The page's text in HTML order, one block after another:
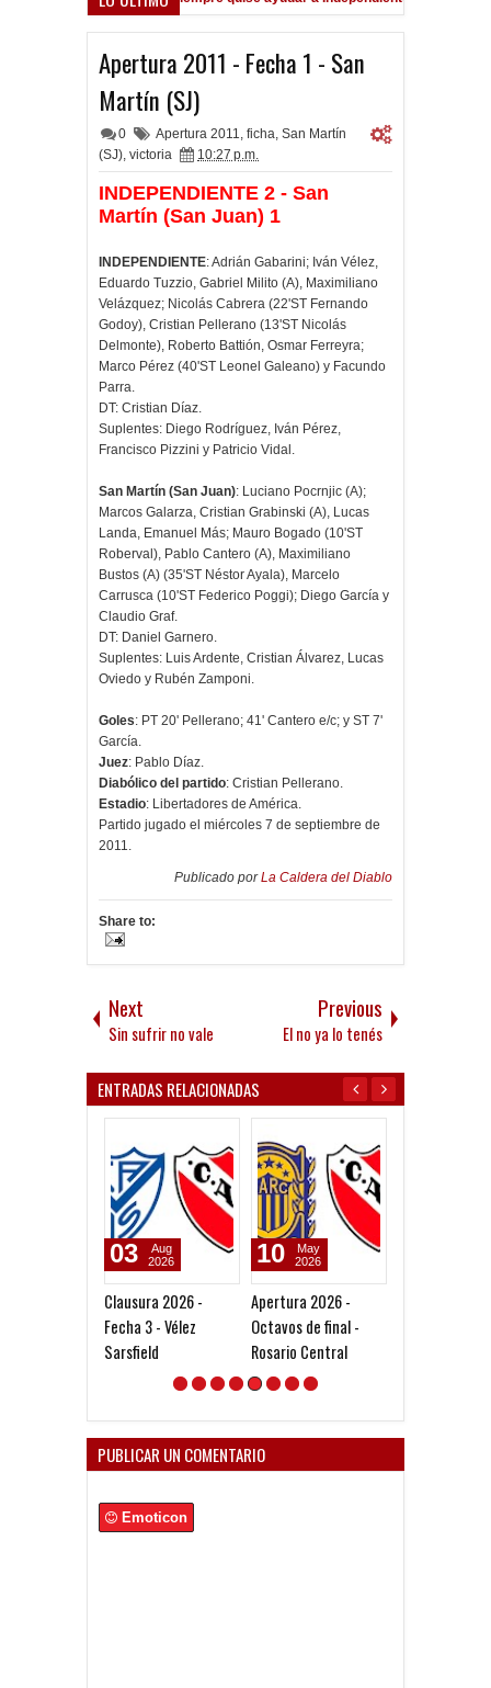
Apertura 2011 - Fecha 1 - San
Martín (SJ)
0 Apertura 2011, ficha, San Martín
(SJ), victoria 10:27 p.m.
INDEPENDIENTE 2 - San
Martín (San Juan) 1
INDEPENDIENTE: Adrián Gabarini; Iván Vélez,
Eduardo Tuzzio, Gabriel Milito (A), Maximiliano
Velázquez; Nicolás Cabrera (22'ST Fernando
Godoy), Cristian Pellerano (13'ST Nicolás
Delmonte), Roberto Battión, Osmar Ferreyra;
Marco Pérez (40'ST Leonel Galeano) y Facundo
Parra.
DT: Cristian Díaz.
Suplentes: Diego Rodríguez, Iván Pérez,
Francisco Pizzini y Patricio Vidal.
San Martín (San Juan): Luciano Pocrnjic (A);
Marcos Galarza, Cristian Grabinski (A), Lucas
Landa, Emanuel Más; Mauro Bogado (10'ST
Roberval), Pablo Cantero (A), Maximiliano
Bustos (A) (35'ST Néstor Ayala), Marcelo
Carrusca (10'ST Federico Poggi); Diego García y
Claudio Graf.
DT: Daniel Garnero.
Suplentes: Luis Ardente, Cristian Álvarez, Lucas
Oviedo y Rubén Zamponi.
Goles: PT 20' Pellerano; 41' Cantero e/c; y ST 7'
García.
Juez: Pablo Díaz.
Diabólico del partido: Cristian Pellerano.
Estadio: Libertadores de América.
Partido jugado el miércoles 7 de septiembre de
2011.
Publicado porLa Caldera del Diablo
Share to:
Next
Sin sufrir no vale
Previous
El no ya lo tenés
ENTRADAS RELACIONADAS
Apertura 2026 -
Octavos de final -
Rosario Central
10
May
2026
Seoane: "Prefiero
dejar la gestión y que
venga gente nueva"
06
Aug
2026
PUBLICAR UN COMENTARIO
Emoticon